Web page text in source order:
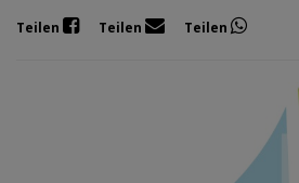
Teilen Teilen Teilen